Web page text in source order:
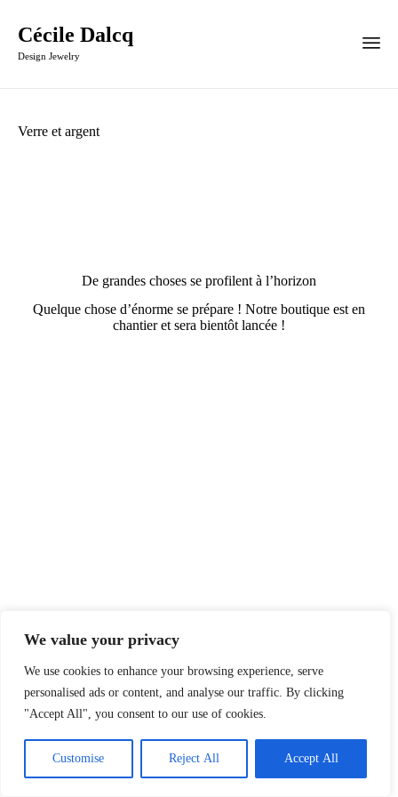
We value your privacy
We use cookies to enhance your browsing experience, serve
personalised ads or content, and analyse our traffic. By clicking
"Accept All", you consent to our use of cookies.
Customise Reject All Accept All
Cécile Dalcq
Design Jewelry
Verre et argent
De grandes choses se profilent à l’horizon
Quelque chose d’énorme se prépare ! Notre boutique est en
chantier et sera bientôt lancée !